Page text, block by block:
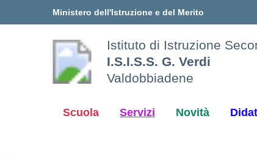
Ministero dell'Istruzione e del Merito
Istituto di Istruzione
I.S.I.S.S. G. Verdi
Valdobbiadene
Scuola Servizi Novità